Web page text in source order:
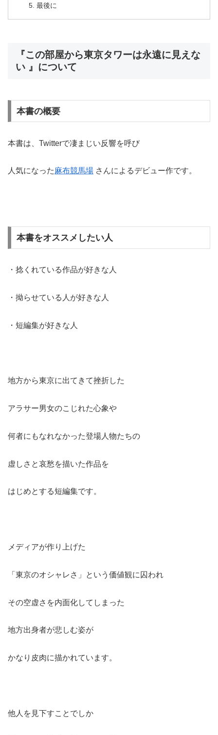
最後に
『この部屋から東京タワーは永遠に見えな
い 』について
本書の概要
本書は、Twitterで凄まじい反響を呼び
人気になった麻布競馬場 さんによるデビュー作です。
本書をオススメしたい人
・捻くれている作品が好きな人
・拗らせている人が好きな人
・短編集が好きな人
地方から東京に出てきて挫折した
アラサー男女のこじれた心象や
何者にもなれなかった登場人物たちの
虚しさと哀愁を描いた作品を
はじめとする短編集です。
メディアが作り上げた
「東京のオシャレさ」という価値観に囚われ
その空虚さを内面化してしまった
地方出身者が悲しむ姿が
かなり皮肉に描かれています。
他人を見下すことでしか